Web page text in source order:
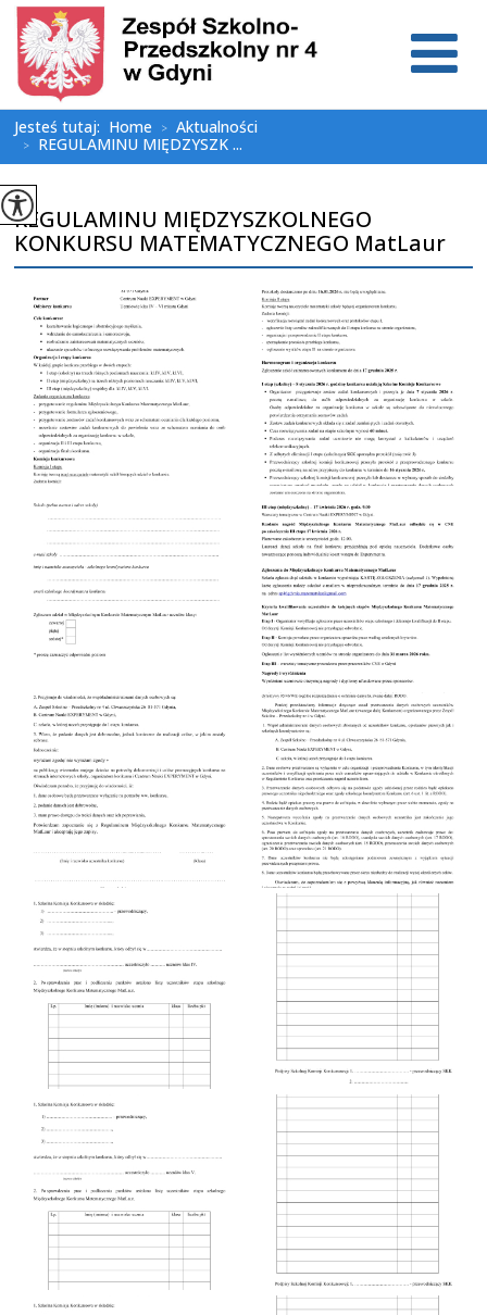
Jesteś tutaj: Home > Aktualności
> REGULAMINU MIĘDZYSZK ...
REGULAMINU MIĘDZYSZKOLNEGO
KONKURSU MATEMATYCZNEGO MatLaur